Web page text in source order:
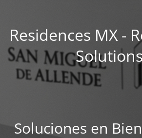
Residences MX -
Soluciones en